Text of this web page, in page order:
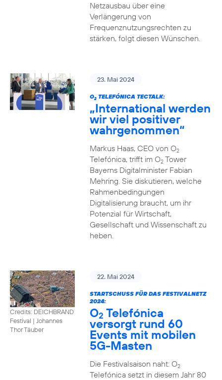
Netzausbau über eine
Verlängerung von
Frequenznutzungsrechten zu
stärken, folgt diesen Wünschen.
23. Mai 2024
O2TELEFÓNICA TECTALK:
„International werden
wir viel positiver
wahrgenommen“
Markus Haas, CEO von O2
Telefónica, trifft im O2Tower
Bayerns Digitalminister Fabian
Mehring. Sie diskutieren, welche
Rahmenbedingungen
Digitalisierung braucht, um ihr
Potenzial für Wirtschaft,
Gesellschaft und Wissenschaft zu
heben.
Credits: DEICHBRAND
Festival | Johannes
Thor Täuber
22. Mai 2024
STARTSCHUSS FÜR DAS FESTIVALNETZ
2024:
O2 Telefónica
versorgt rund 60
Events mit mobilen
5G-Masten
Die Festivalsaison naht: O2
Telefónica setzt in diesem Jahr 80